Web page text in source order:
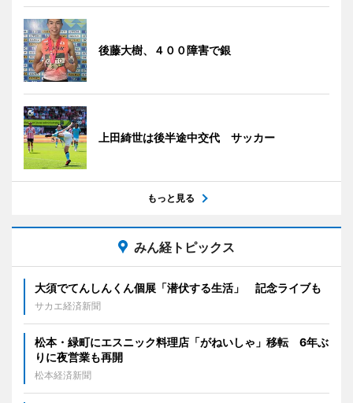
後藤大樹、４００障害で銀
上田綺世は後半途中交代 サッカー
もっと見る
みん経トピックス
大須でてんしんくん個展「潜伏する生活」 記念ライブも
サカエ経済新聞
松本・緑町にエスニック料理店「がねいしゃ」移転 6年ぶ
りに夜営業も再開
松本経済新聞